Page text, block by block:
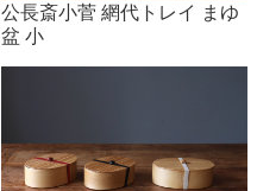
公長斎小菅 網代トレイ まゆ
盆 小